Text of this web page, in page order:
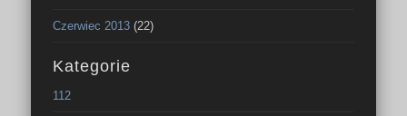
Czerwiec 2013 (22)
Kategorie
112